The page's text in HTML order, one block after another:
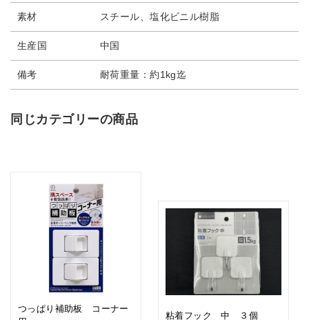
素材 スチール、塩化ビニル樹脂
生産国 中国
備考 耐荷重量：約1kg迄
同じカテゴリーの商品
つっぱり補助板 コーナー
粘着フック 中 ３個